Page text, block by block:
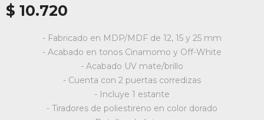
$ 10.720
- Fabricado en MDP/MDF de 12, 15 y 25 mm
- Acabado en tonos Cinamomo y Off-White
- Acabado UV mate/brillo
- Cuenta con 2 puertas corredizas
- Incluye 1 estante
- Tiradores de poliestireno en color dorado